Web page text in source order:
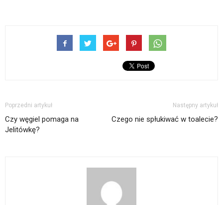
Poprzedni artykuł
Czy węgiel pomaga na
Jelitówkę?
Następny artykuł
Czego nie spłukiwać w toalecie?